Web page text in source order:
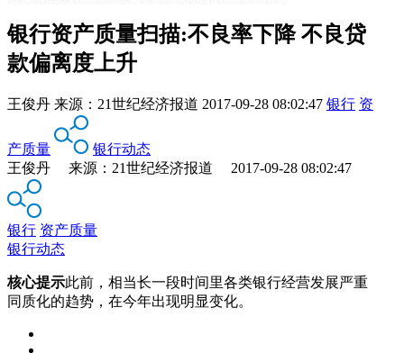
银行资产质量扫描:不良率下降 不良贷
款偏离度上升
王俊丹 来源： 21世纪经济报道 2017-09-28 08:02:47 银行 资
产质量
银行动态
王俊丹 来源：21世纪经济报道 2017-09-28 08:02:47
银行 资产质量
银行动态
核心提示此前，相当长一段时间里各类银行经营发展严重
同质化的趋势，在今年出现明显变化。